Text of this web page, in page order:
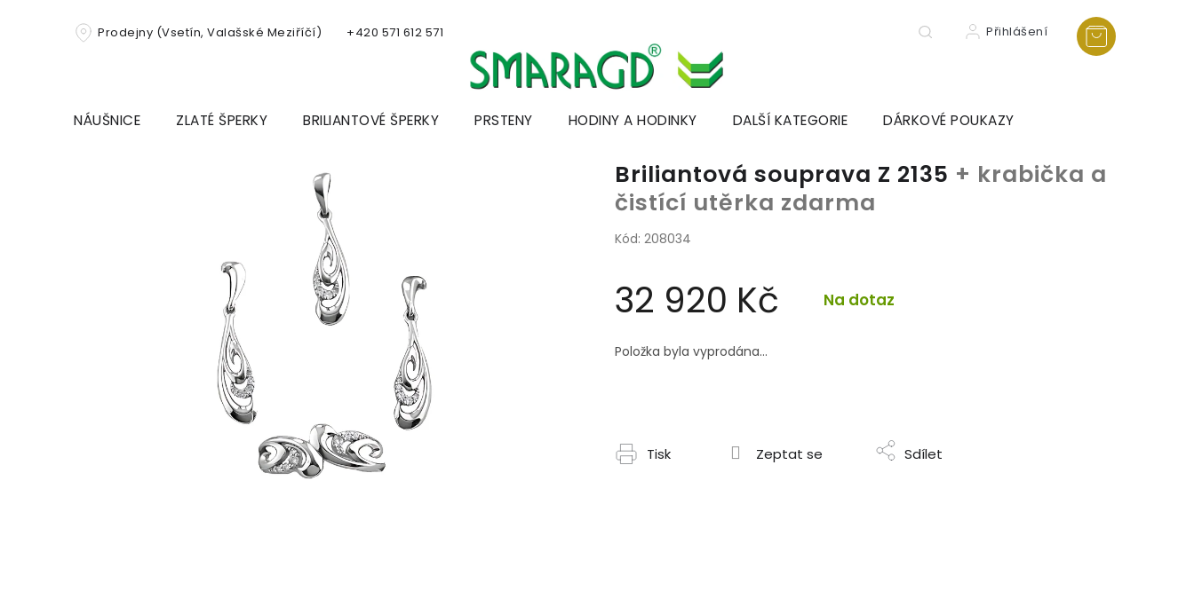
Prodejny (Vsetín, Valašské Meziříčí) +420 571 612 571 Přihlášení
NÁUŠNICE ZLATÉ ŠPERKY BRILIANTOVÉ ŠPERKY PRSTENY HODINY A HODINKY DALŠÍ KATEGORIE DÁRKOVÉ POUKAZY
Briliantová souprava Z 2135 + krabička a
čistící utěrka zdarma
Kód: 208034
32 920 Kč Na dotaz
cena:
Položka byla vyprodána…
Tisk Zeptat se Sdílet